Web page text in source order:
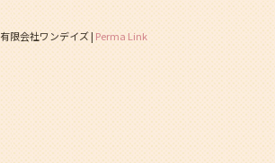
有限会社ワンデイズ| Perma Link